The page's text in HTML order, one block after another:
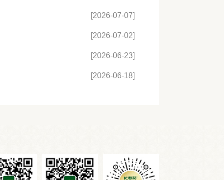
[2026-07-07]
[2026-07-02]
[2026-06-23]
[2026-06-18]